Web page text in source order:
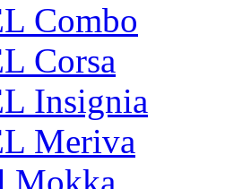
Combo
Corsa
Insignia
Meriva